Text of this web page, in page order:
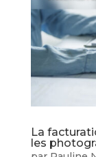
La
les